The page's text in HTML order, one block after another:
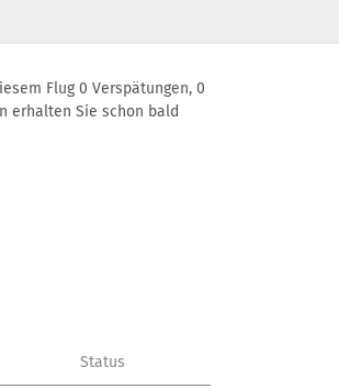
Flug 0 Verspätungen, 0
erhalten Sie schon bald
Status